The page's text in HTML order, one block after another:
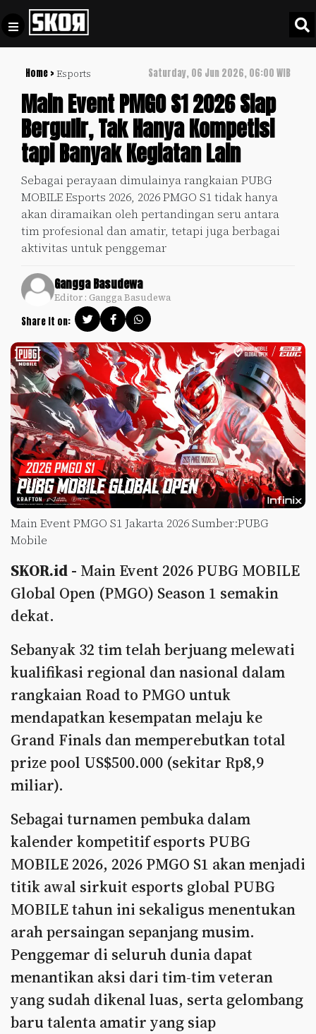
Home > Esports Saturday, 06 Jun 2026, 06:00 WIB
Main Event PMGO S1 2026 Siap
Bergulir, Tak Hanya Kompetisi
tapi Banyak Kegiatan Lain
Sebagai perayaan dimulainya rangkaian PUBG
MOBILE Esports 2026, 2026 PMGO S1 tidak hanya
akan diramaikan oleh pertandingan seru antara
tim profesional dan amatir, tetapi juga berbagai
aktivitas untuk penggemar
Gangga Basudewa
Editor : Gangga Basudewa
Share it on:
Main Event PMGO S1 Jakarta 2026 Sumber:PUBG
Mobile
SKOR.id - Main Event 2026 PUBG MOBILE
Global Open (PMGO) Season 1 semakin
dekat.
Sebanyak 32 tim telah berjuang melewati
kualifikasi regional dan nasional dalam
rangkaian Road to PMGO untuk
mendapatkan kesempatan melaju ke
Grand Finals dan memperebutkan total
prize pool US$500.000 (sekitar Rp8,9
miliar).
Sebagai turnamen pembuka dalam
kalender kompetitif esports PUBG
MOBILE 2026, 2026 PMGO S1 akan menjadi
titik awal sirkuit esports global PUBG
MOBILE tahun ini sekaligus menentukan
arah persaingan sepanjang musim.
Penggemar di seluruh dunia dapat
menantikan aksi dari tim-tim veteran
yang sudah dikenal luas, serta gelombang
baru talenta amatir yang siap
Football +
Culture
Update
+
Timnas
Indonesia
SPECIAL
Policy
Pedoman
Pemberitaan
Media
Siber
Disclaimer
Tentang
Kami